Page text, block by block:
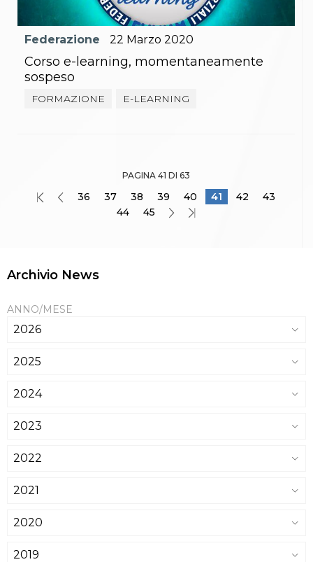
Federazione 22 Marzo 2020
Corso e-learning, momentaneamente
sospeso
FORMAZIONE E-LEARNING
PAGINA 41 DI 63
36 37 38 39 40 41 42
43
44
45
Archivio News
ANNO/MESE
2026
2025
2024
2023
2022
2021
2020
2019